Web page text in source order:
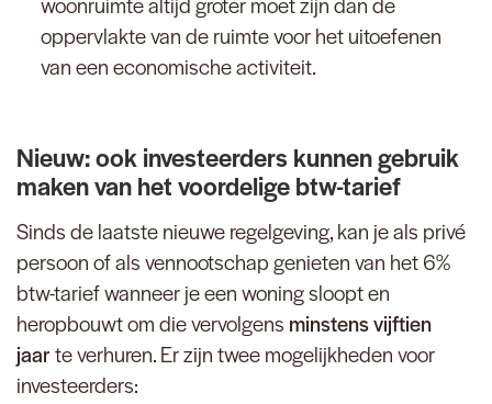
oppervlakte van de ruimte voor het uitoefenen
van een economische activiteit.
Nieuw: ook investeerders kunnen gebruik
maken van het voordelige btw-tarief
Sinds de laatste nieuwe regelgeving, kan je als privé
persoon of als vennootschap genieten van het 6%
btw-tarief wanneer je een woning sloopt en
heropbouwt om die vervolgens minstens vijftien
jaarte verhuren. Er zijn twee mogelijkheden voor
investeerders: